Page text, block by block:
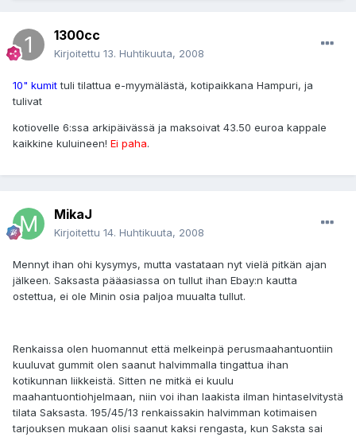
1300cc
Kirjoitettu 13. Huhtikuuta, 2008
10" kumittuli tilattua e-myymälästä, kotipaikkana Hampuri, ja
tulivat
kotiovelle 6:ssa arkipäivässä ja maksoivat 43.50 euroa kappale
kaikkine kuluineen! Ei paha.
MikaJ
Kirjoitettu 14. Huhtikuuta, 2008
Mennyt ihan ohi kysymys, mutta vastataan nyt vielä pitkän ajan
jälkeen. Saksasta pääasiassa on tullut ihan Ebay:n kautta
ostettua, ei ole Minin osia paljoa muualta tullut.
Renkaissa olen huomannut että melkeinpä perusmaahantuontiin
kuuluvat gummit olen saanut halvimmalla tingattua ihan
kotikunnan liikkeistä. Sitten ne mitkä ei kuulu
maahantuontiohjelmaan, niin voi ihan laakista ilman hintaselvitystä
tilata Saksasta. 195/45/13 renkaissakin halvimman kotimaisen
tarjouksen mukaan olisi saanut kaksi rengasta, kun Saksta sai